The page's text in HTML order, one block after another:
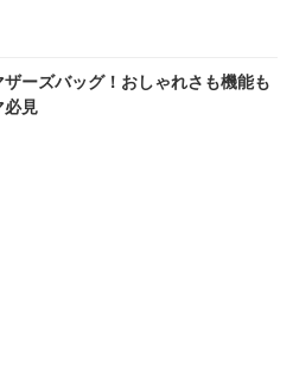
ザーズバッグ！おしゃれさも機能も
必見